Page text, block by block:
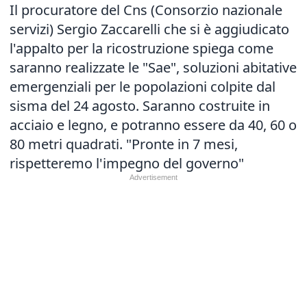
Il procuratore del Cns (Consorzio nazionale
servizi) Sergio Zaccarelli che si è aggiudicato
l'appalto per la ricostruzione spiega come
saranno realizzate le "Sae", soluzioni abitative
emergenziali per le popolazioni colpite dal
sisma del 24 agosto. Saranno costruite in
acciaio e legno, e potranno essere da 40, 60 o
80 metri quadrati. "Pronte in 7 mesi,
rispetteremo l'impegno del governo"